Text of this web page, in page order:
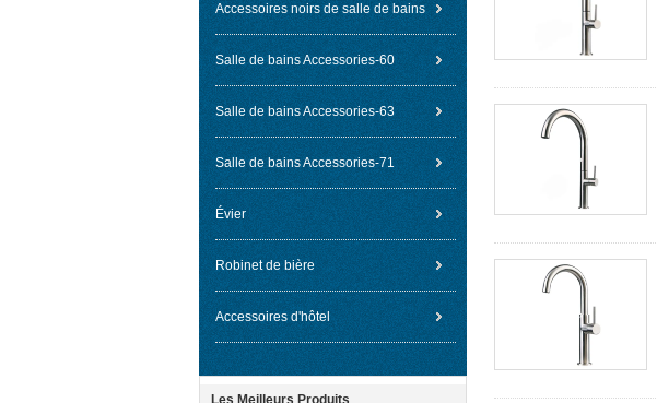
Accessoires noirs de salle de bains
Salle de bains Accessories-60
Salle de bains Accessories-63
Salle de bains Accessories-71
Évier
Robinet de bière
Accessoires d'hôtel
Les Meilleurs Produits